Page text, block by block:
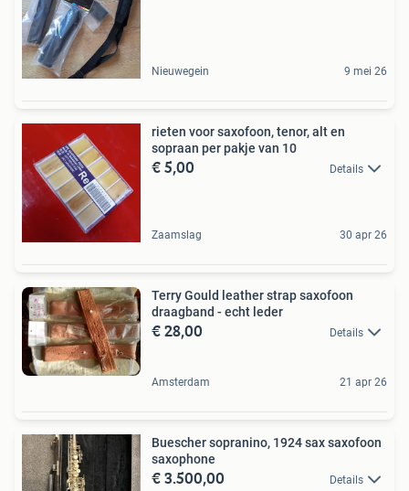
Nieuwegein 9 mei 26
rieten voor saxofoon, tenor, alt en
sopraan per pakje van 10
€ 5,00 Details
Zaamslag 30 apr 26
Terry Gould leather strap saxofoon
draagband - echt leder
€ 28,00 Details
Amsterdam 21 apr 26
Buescher sopranino, 1924 sax saxofoon
saxophone
€ 3.500,00 Details